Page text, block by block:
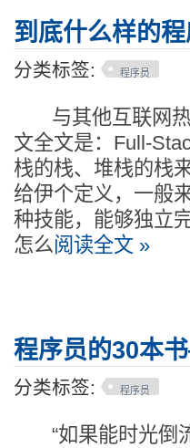
到底什么样的
分类标签: 程序员
与其他互联网热
文全文是：Full-
栈的栈、堆栈的栈
给伊个定义，一般
种技能，能够独立
怎么阅读全文 »
程序员的30本
分类标签: 程序员
“如果能时光倒